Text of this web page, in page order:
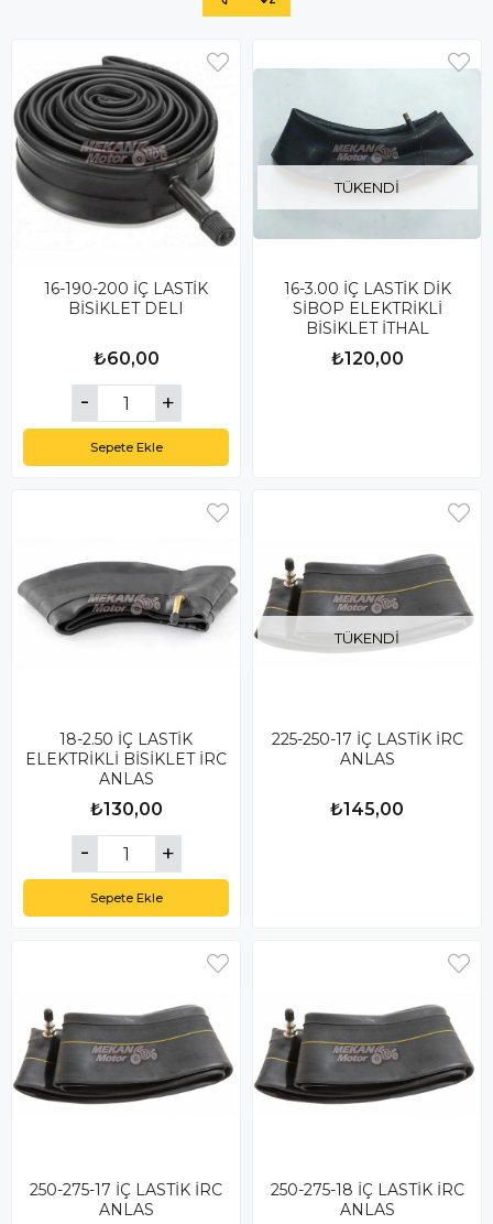
16-190-200 İÇ LASTİK
BİSİKLET DELI
₺60,00
Sepete Ekle
TÜKENDI
16-3.00 İÇ LASTİK DİK
SİBOP ELEKTRİKLİ
BİSİKLET İTHAL
₺120,00
18-2.50 İÇ LASTİK
ELEKTRİKLİ BİSİKLET İRC
ANLAS
₺130,00
Sepete Ekle
TÜKENDI
225-250-17 İÇ LASTİK İRC
ANLAS
₺145,00
250-275-17 İÇ LASTİK İRC
ANLAS
250-275-18 İÇ LASTİK İRC
ANLAS